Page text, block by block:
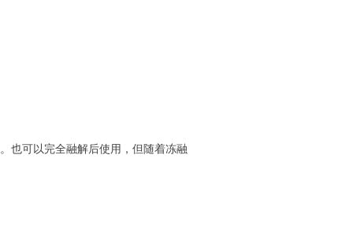
也可以完全融解后使用，但随着冻融